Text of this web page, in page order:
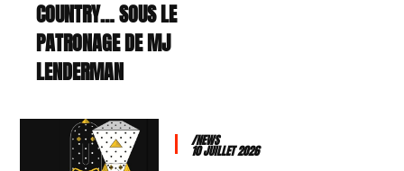
COUNTRY… SOUS LE
PATRONAGE DE MJ
LENDERMAN
/NEWS
10 JUILLET 2026